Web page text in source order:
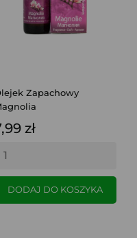
Zapachowy
zł
DODAJ DO KOSZYKA